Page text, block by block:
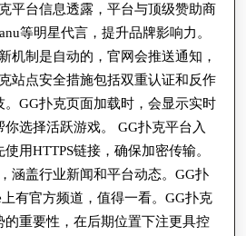
平台信息透露，平台与顶级赞助商
等明星代言，提升品牌影响力。
机制是自动的，官网会推送通知，
站点安全措施包括双重认证和反作
GG扑克页面加载时，会显示实时
选择活跃游戏。 GG扑克平台入
用HTTPS链接，确保加密传输。
涵盖行业新闻和平台动态。GG扑
有官方频道，值得一看。GG扑克
的重要性，在后期位置下注更具控